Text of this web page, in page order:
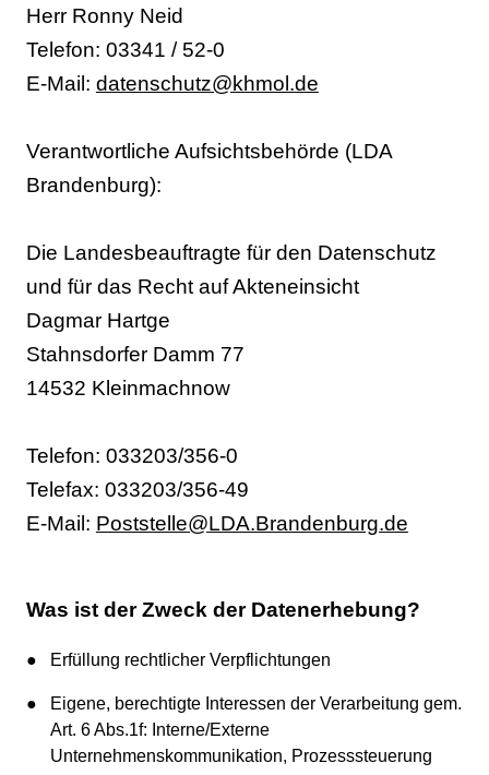
Herr Ronny Neid
Telefon: 03341 / 52-0
E-Mail: datenschutz@khmol.de
Verantwortliche Aufsichtsbehörde (LDA
Brandenburg):
Die Landesbeauftragte für den Datenschutz
und für das Recht auf Akteneinsicht
Dagmar Hartge
Stahnsdorfer Damm 77
14532 Kleinmachnow
Telefon: 033203/356-0
Telefax: 033203/356-49
E-Mail: Poststelle@LDA.Brandenburg.de
Was ist der Zweck der Datenerhebung?
Erfüllung rechtlicher Verpflichtungen
Eigene, berechtigte Interessen der Verarbeitung gem.
Art. 6 Abs.1f: Interne/Externe
Unternehmenskommunikation, Prozesssteuerung